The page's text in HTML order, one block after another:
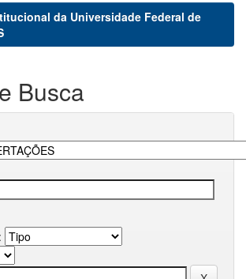
da Universidade Federal de
Busca